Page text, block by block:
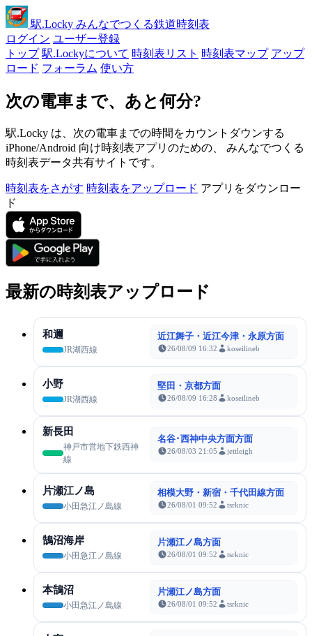
駅.Locky みんなでつくる鉄道時刻表
ログイン ユーザー登録
トップ 駅.Lockyについて 時刻表リスト 時刻表マップ アップ
ロード フォーラム 使い方
次の電車まで、あと何分?
駅.Locky は、次の電車までの時間をカウントダウンする
iPhone/Android 向け時刻表アプリのための、 みんなでつくる
時刻表データ共有サイトです。
時刻表をさがす 時刻表をアップロード アプリをダウンロー
ド
最新の時刻表アップロード
和邇
JR湖西線
近江舞子・近江今津・永原方面
26/08/09 16:32 koseilineb
小野
JR湖西線
堅田・京都方面
26/08/09 16:28 koseilineb
新長田
神戸市営地下鉄西神
線
名谷･西神中央方面方面
26/08/03 21:05 jettleigh
片瀬江ノ島
小田急江ノ島線
相模大野・新宿・千代田線方面
26/08/01 09:52 tsrknic
鵠沼海岸
小田急江ノ島線
片瀬江ノ島方面
26/08/01 09:52 tsrknic
本鵠沼
小田急江ノ島線
片瀬江ノ島方面
26/08/01 09:52 tsrknic